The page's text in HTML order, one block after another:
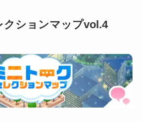
クションマップvol.4